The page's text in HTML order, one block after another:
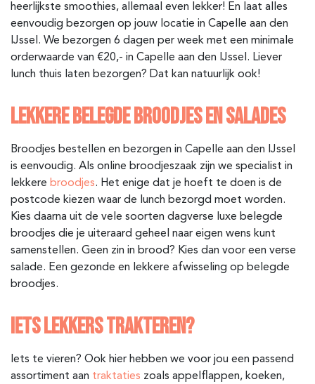
heerlijkste smoothies, allemaal even lekker! En laat alles
eenvoudig bezorgen op jouw locatie in Capelle aan den
IJssel. We bezorgen 6 dagen per week met een minimale
orderwaarde van €20,- in Capelle aan den IJssel. Liever
lunch thuis laten bezorgen? Dat kan natuurlijk ook!
LEKKERE BELEGDE BROODJES EN SALADES
Broodjes bestellen en bezorgen in Capelle aan den IJssel
is eenvoudig. Als online broodjeszaak zijn we specialist in
lekkere broodjes. Het enige dat je hoeft te doen is de
postcode kiezen waar de lunch bezorgd moet worden.
Kies daarna uit de vele soorten dagverse luxe belegde
broodjes die je uiteraard geheel naar eigen wens kunt
samenstellen. Geen zin in brood? Kies dan voor een verse
salade. Een gezonde en lekkere afwisseling op belegde
broodjes.
IETS LEKKERS TRAKTEREN?
Iets te vieren? Ook hier hebben we voor jou een passend
assortiment aan traktaties zoals appelflappen, koeken,